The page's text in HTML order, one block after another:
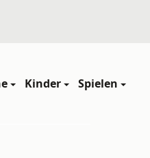
Kinder Spielen